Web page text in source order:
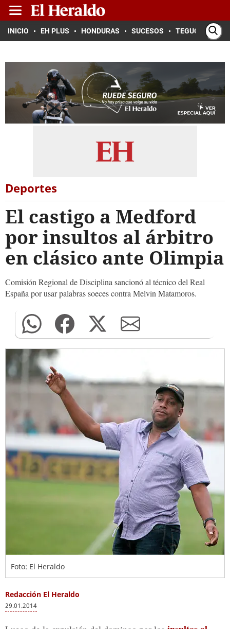
INICIO EH PLUS HONDURAS SUCESOS TEGUCIGALPA
Deportes
El castigo a Medford
por insultos al árbitro
en clásico ante Olimpia
Comisión Regional de Disciplina sancionó al técnico del Real
España por usar palabras soeces contra Melvin Matamoros.
Foto: El Heraldo
Redacción El Heraldo
29.01.2014